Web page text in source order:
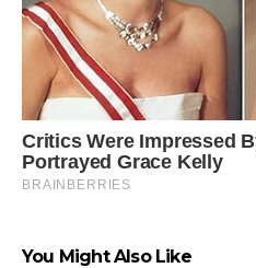
You Might Also Like